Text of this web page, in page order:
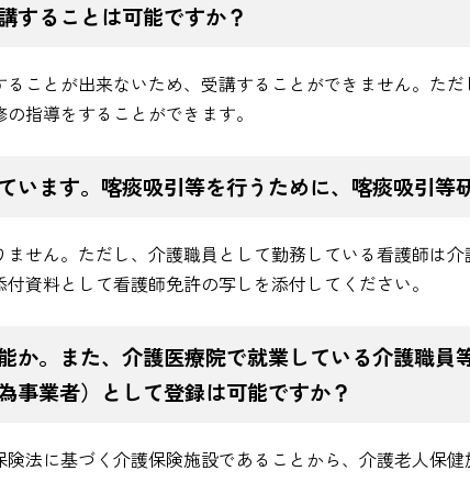
することは可能ですか？
ことが出来ないため、受講することができません。た
指導をすることができます。
います。喀痰吸引等を行うために、喀痰吸引等
せん。ただし、介護職員として勤務している看護師は
資料として看護師免許の写しを添付してください。
か。また、介護医療院で就業している介護職員
事業者）として登録は可能ですか？
法に基づく介護保険施設であることから、介護老人保